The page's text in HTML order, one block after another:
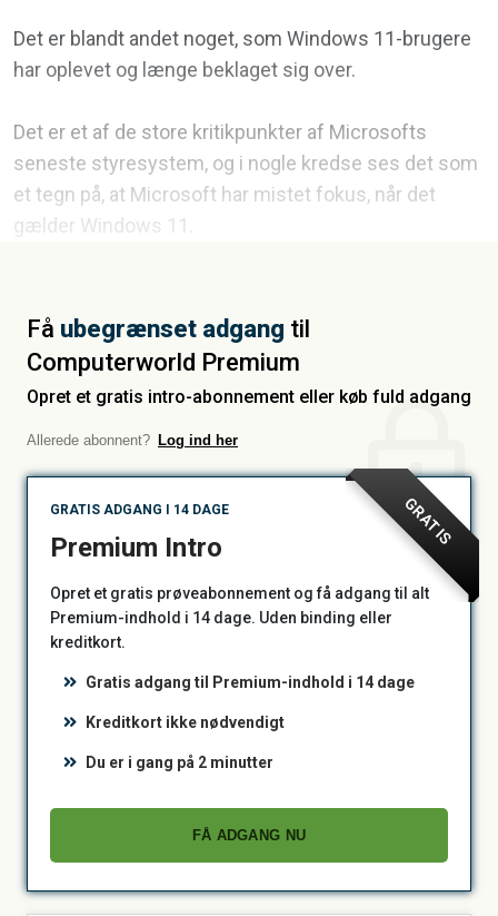
Det er blandt andet noget, som Windows 11-brugere
har oplevet og længe beklaget sig over.
Det er et af de store kritikpunkter af Microsofts
seneste styresystem, og i nogle kredse ses det som
et tegn på, at Microsoft har mistet fokus, når det
gælder Windows 11.
Få ubegrænset adgang til
Computerworld Premium
Opret et gratis intro-abonnement eller køb fuld adgang
Allerede abonnent? Log ind her
GRATIS
GRATIS ADGANG I 14 DAGE
Premium Intro
Opret et gratis prøveabonnement og få adgang til alt
Premium-indhold i 14 dage. Uden binding eller
kreditkort.
Gratis adgang til Premium-indhold i 14 dage
Kreditkort ikke nødvendigt
Du er i gang på 2 minutter
FÅ ADGANG NU